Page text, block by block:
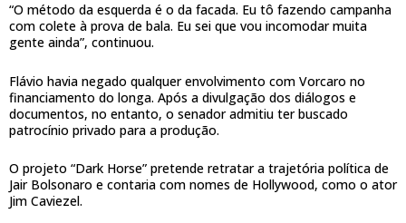
“O método da esquerda é o da facada. Eu tô fazendo campanha
com colete à prova de bala. Eu sei que vou incomodar muita
gente ainda”, continuou.
Flávio havia negado qualquer envolvimento com Vorcaro no
financiamento do longa. Após a divulgação dos diálogos e
documentos, no entanto, o senador admitiu ter buscado
patrocínio privado para a produção.
O projeto “Dark Horse” pretende retratar a trajetória política de
Jair Bolsonaro e contaria com nomes de Hollywood, como o ator
Jim Caviezel.